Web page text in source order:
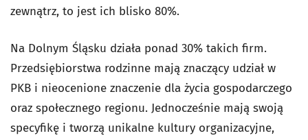
zewnątrz, to jest ich blisko 80%.
Na Dolnym Śląsku działa ponad 30% takich firm.
Przedsiębiorstwa rodzinne mają znaczący udział w
PKB i nieocenione znaczenie dla życia gospodarczego
oraz społecznego regionu. Jednocześnie mają swoją
specyfikę i tworzą unikalne kultury organizacyjne,